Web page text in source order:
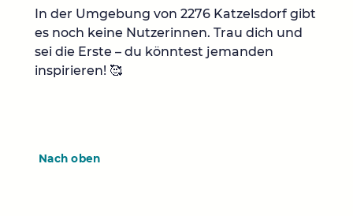
In der Umgebung von 2276 Katzelsdorf gibt
es noch keine Nutzerinnen. Trau dich und
sei die Erste – du könntest jemanden
inspirieren! 🥰
Nach oben